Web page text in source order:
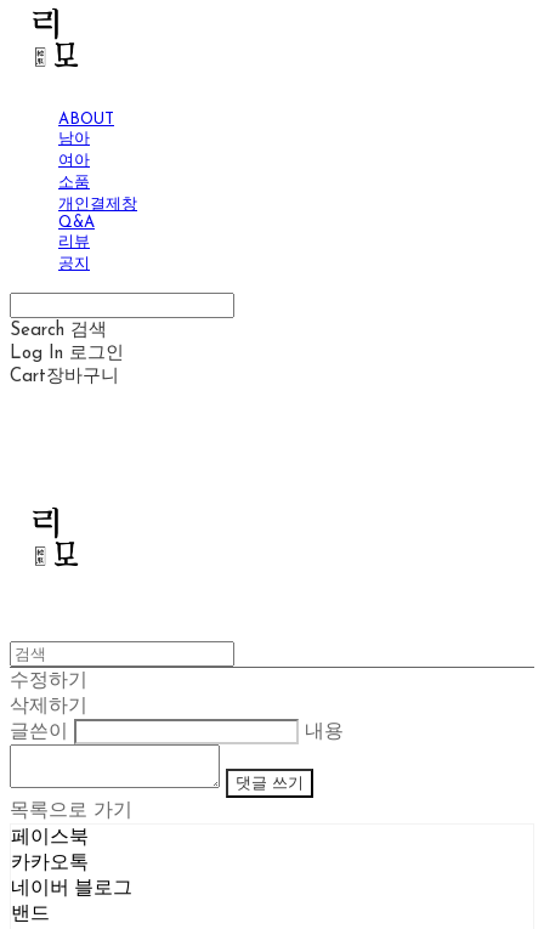
ABOUT
남아
여아
소품
개인결제창
Q&A
리뷰
공지
Search 검색
Log In 로그인
Cart장바구니
수정하기
삭제하기
글쓴이
내용
댓글 쓰기
목록으로 가기
페이스북
카카오톡
네이버 블로그
밴드